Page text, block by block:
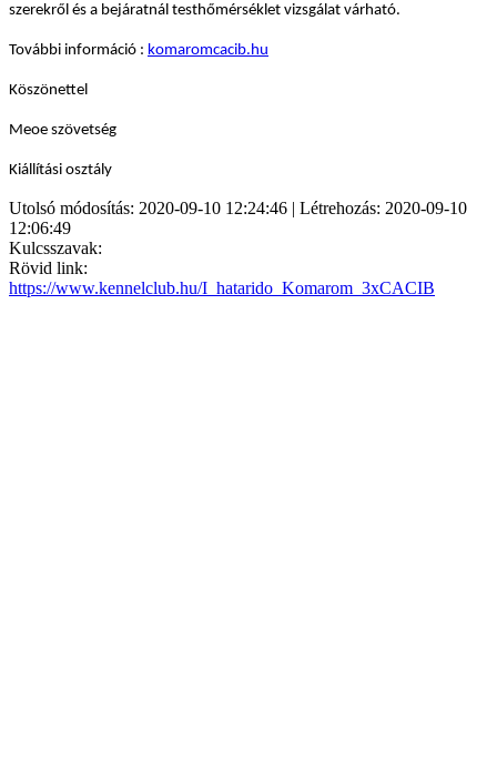
szerekről és a bejáratnál testhőmérséklet vizsgálat várható.
További információ : komaromcacib.hu
Köszönettel
Meoe szövetség
Kiállítási osztály
Utolsó módosítás: 2020-09-10 12:24:46 | Létrehozás: 2020-09-10
12:06:49
Kulcsszavak:
Rövid link:
https://www.kennelclub.hu/I_hatarido_Komarom_3xCACIB